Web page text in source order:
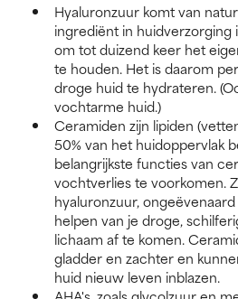
Hyaluronzuur komt van
ingrediënt in huidverzorging
om tot duizend keer het
te houden. Het is daarom
droge huid te hydrateren.
vochtarme huid.)
Ceramiden zijn lipiden
50% van het huidoppervlak
belangrijkste functies van
vochtverlies te voorkomen.
hyaluronzuur,
helpen van je droge,
lichaam af te komen.
gladder en zachter en
huid nieuw leven inblazen.